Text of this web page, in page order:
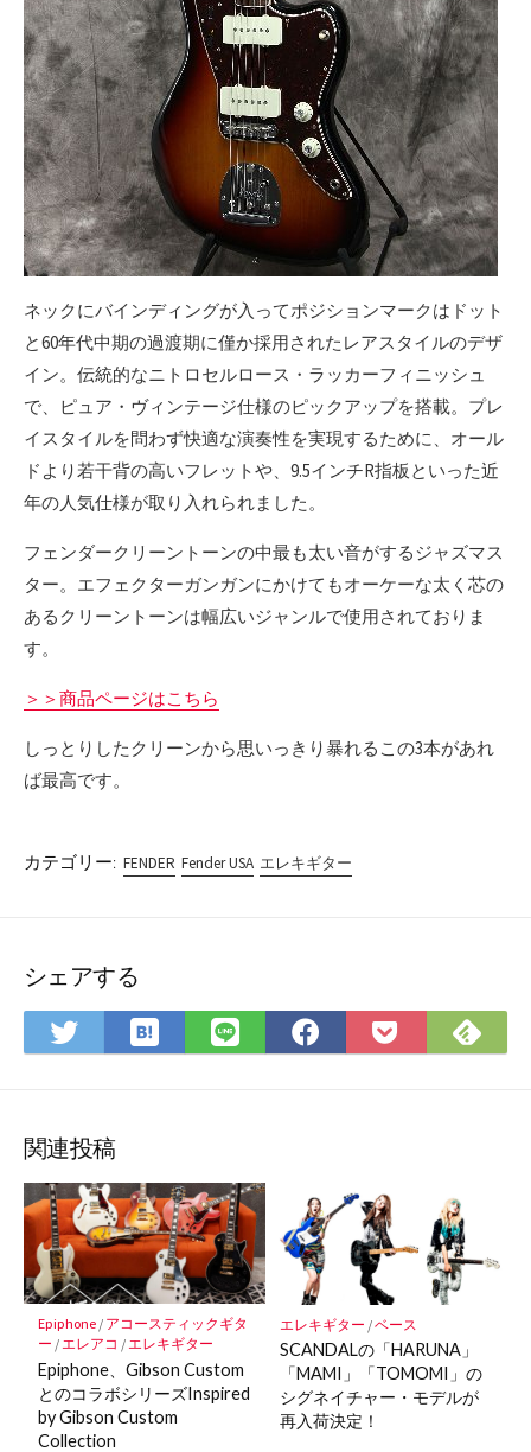
ネックにバインディングが入ってポジションマークはドット
と60年代中期の過渡期に僅か採用されたレアスタイルのデザ
イン。伝統的なニトロセルロース・ラッカーフィニッシュ
で、ピュア・ヴィンテージ仕様のピックアップを搭載。プレ
イスタイルを問わず快適な演奏性を実現するために、オール
ドより若干背の高いフレットや、9.5インチR指板といった近
年の人気仕様が取り入れられました。
フェンダークリーントーンの中最も太い音がするジャズマス
ター。エフェクターガンガンにかけてもオーケーな太く芯の
あるクリーントーンは幅広いジャンルで使用されておりま
す。
＞＞商品ページはこちら
しっとりしたクリーンから思いっきり暴れるこの3本があれ
ば最高です。
カテゴリー: FENDER Fender USA エレキギター
シェアする
Twitter
で
ア
は
て
ク
マ
ー
ク
に
保
存
LINE
で
Facebook
で
Pocket
に
で
関連投稿
Epiphone/ アコースティックギタ
ー /エレアコ /エレキギター
Epiphone、Gibson Custom
とのコラボシリーズInspired
by Gibson Custom
Collection
エレキギター /ベース
SCANDALの「HARUNA」
「MAMI」「TOMOMI」の
シグネイチャー・モデルが
再入荷決定！